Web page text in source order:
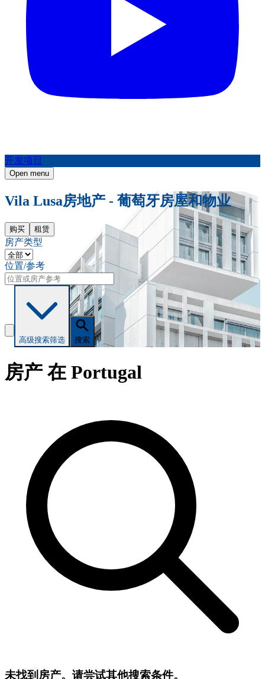
开发项目
Open menu
Vila Lusa房地产 - 葡萄牙房屋和物业
购买 租赁
房产类型
位置/参考
高级搜索筛选 搜索
房产 在 Portugal
未找到房产。请尝试其他搜索条件。